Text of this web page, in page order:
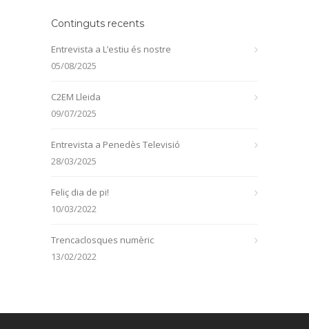
Continguts recents
Entrevista a L’estiu és nostre
05/08/2025
C2EM Lleida
09/07/2025
Entrevista a Penedès Televisió
28/03/2025
Feliç dia de pi!
10/03/2022
Trencaclosques numèric
13/02/2022